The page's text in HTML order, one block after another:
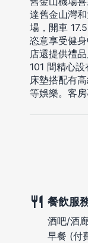
達舊金山灣
場，開車
恣意享受健
店還提供禮
101 間精心
床墊搭配有
等娛樂。客
餐飲服
酒吧/酒
早餐 (付